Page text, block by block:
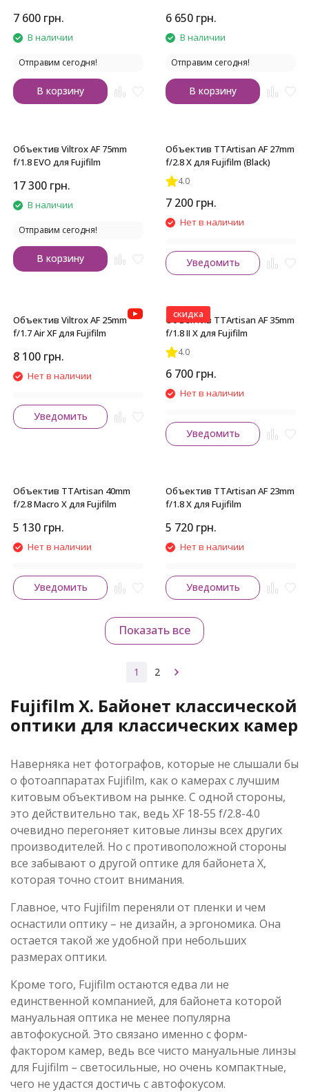
7 600 грн.
В наличии
Отправим сегодня!
В корзину
6 650 грн.
В наличии
Отправим сегодня!
В корзину
Объектив Viltrox AF 75mm
f/1.8 EVO для Fujifilm
17 300 грн.
В наличии
Отправим сегодня!
В корзину
Объектив TTArtisan AF 27mm
f/2.8 X для Fujifilm (Black)
4.0
7 200 грн.
Нет в наличии
Уведомить
Объектив Viltrox AF 25mm
f/1.7 Air XF для Fujifilm
8 100 грн.
Нет в наличии
Уведомить
скидка
Объектив TTArtisan AF 35mm
f/1.8 II X для Fujifilm
4.0
6 700 грн.
Нет в наличии
Уведомить
Объектив TTArtisan 40mm
f/2.8 Macro X для Fujifilm
5 130 грн.
Нет в наличии
Уведомить
Объектив TTArtisan AF 23mm
f/1.8 X для Fujifilm
5 720 грн.
Нет в наличии
Уведомить
Показать все
1 2
Fujifilm X. Байонет классической
оптики для классических камер
Наверняка нет фотографов, которые не слышали бы
о фотоаппаратах Fujifilm, как о камерах с лучшим
китовым объективом на рынке. С одной стороны,
это действительно так, ведь ХF 18-55 f/2.8-4.0
очевидно перегоняет китовые линзы всех других
производителей. Но с противоположной стороны
все забывают о другой оптике для байонета Х,
которая точно стоит внимания.
Главное, что Fujifilm переняли от пленки и чем
оснастили оптику – не дизайн, а эргономика. Она
остается такой же удобной при небольших
размерах оптики.
Кроме того, Fujifilm остаются едва ли не
единственной компанией, для байонета которой
мануальная оптика не менее популярна
автофокусной. Это связано именно с форм-
фактором камер, ведь все чисто мануальные линзы
для Fujifilm – светосильные, но очень компактные,
чего не удастся достичь с автофокусом.